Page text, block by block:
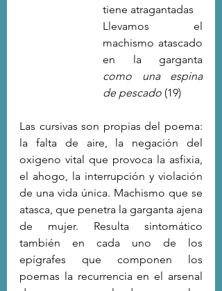
tiene atragantadas
Llevamos el
machismo atascado
como una espina
de pescado (19)
Las cursivas son propias del poema:
la falta de aire, la negación del
oxigeno vital que provoca la asfixia,
el ahogo, la interrupción y violación
de una vida única. Machismo que se
atasca, que penetra la garganta ajena
de mujer. Resulta sintomático
también en cada uno de los
epígrafes que componen los
poemas la recurrencia en el arsenal